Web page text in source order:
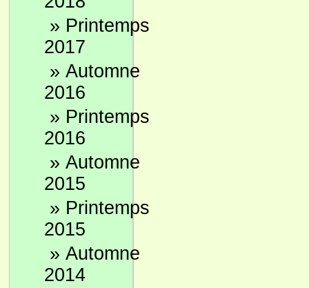
» Printemps
2017
» Automne
2016
» Printemps
2016
» Automne
2015
» Printemps
2015
» Automne
2014